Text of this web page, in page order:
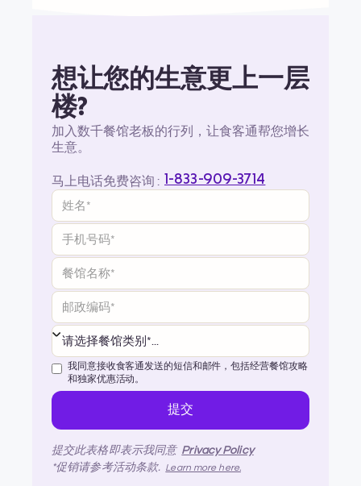
想让您的生意更上一层
楼?
加入数千餐馆老板的行列，让食客通帮您增长
生意。
马上电话免费咨询 : 1-833-909-3714
我同意接收食客通发送的短信和邮件，包括经营餐馆攻略
和独家优惠活动。
提交此表格即表示我同意 Privacy Policy
*促销请参考活动条款. Learn more here.